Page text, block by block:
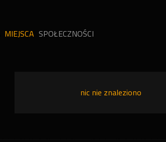
MIEJSCA SPOŁECZNOŚCI
nic nie znaleziono